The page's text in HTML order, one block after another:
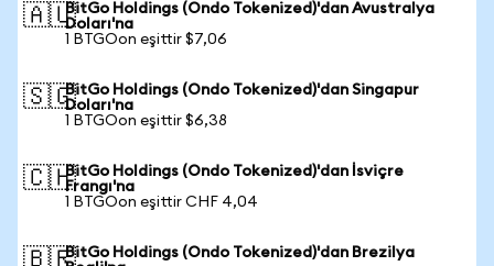
🇦🇺BitGo Holdings (Ondo Tokenized)'dan Avustralya
Doları'na
1 BTGOon eşittir $7,06
🇸🇬BitGo Holdings (Ondo Tokenized)'dan Singapur
Doları'na
1 BTGOon eşittir $6,38
🇨🇭BitGo Holdings (Ondo Tokenized)'dan İsviçre
Frangı'na
1 BTGOon eşittir CHF 4,04
🇧🇷BitGo Holdings (Ondo Tokenized)'dan Brezilya